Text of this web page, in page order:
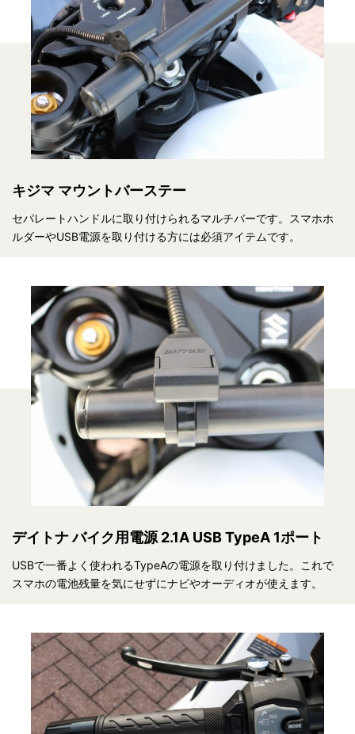
キジマ マウントバーステー
セパレートハンドルに取り付けられるマルチバーです。スマホホ
ルダーやUSB電源を取り付ける方には必須アイテムです。
デイトナ バイク用電源 2.1A USB TypeA 1ポート
USBで一番よく使われるTypeAの電源を取り付けました。これで
スマホの電池残量を気にせずにナビやオーディオが使えます。